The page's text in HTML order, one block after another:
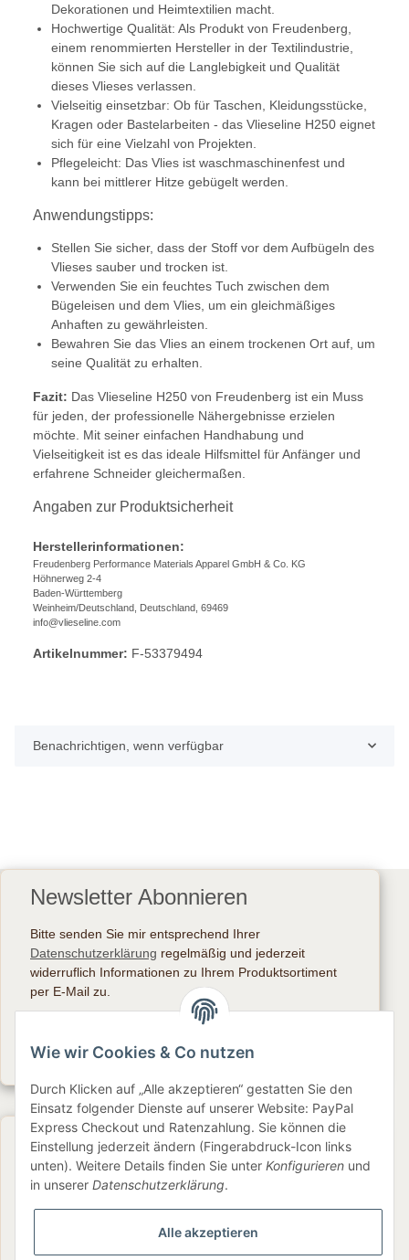
Dekorationen und Heimtextilien macht.
Hochwertige Qualität: Als Produkt von Freudenberg,
einem renommierten Hersteller in der Textilindustrie,
können Sie sich auf die Langlebigkeit und Qualität
dieses Vlieses verlassen.
Vielseitig einsetzbar: Ob für Taschen, Kleidungsstücke,
Kragen oder Bastelarbeiten - das Vlieseline H250 eignet
sich für eine Vielzahl von Projekten.
Pflegeleicht: Das Vlies ist waschmaschinenfest und
kann bei mittlerer Hitze gebügelt werden.
Anwendungstipps:
Stellen Sie sicher, dass der Stoff vor dem Aufbügeln des
Vlieses sauber und trocken ist.
Verwenden Sie ein feuchtes Tuch zwischen dem
Bügeleisen und dem Vlies, um ein gleichmäßiges
Anhaften zu gewährleisten.
Bewahren Sie das Vlies an einem trockenen Ort auf, um
seine Qualität zu erhalten.
Fazit: Das Vlieseline H250 von Freudenberg ist ein Muss
für jeden, der professionelle Nähergebnisse erzielen
möchte. Mit seiner einfachen Handhabung und
Vielseitigkeit ist es das ideale Hilfsmittel für Anfänger und
erfahrene Schneider gleichermaßen.
Angaben zur Produktsicherheit
Herstellerinformationen:
Freudenberg Performance Materials Apparel GmbH & Co. KG
Höhnerweg 2-4
Baden-Württemberg
Weinheim/Deutschland, Deutschland, 69469
info@vlieseline.com
Artikelnummer: F-53379494
Benachrichtigen, wenn verfügbar
Newsletter Abonnieren
Bitte senden Sie mir entsprechend Ihrer
Datenschutzerklärung regelmäßig und jederzeit
widerruflich Informationen zu Ihrem Produktsortiment
per E-Mail zu.
Newsletter Abonnieren
Gesetzliche Informationen
Informationen
Wie wir Cookies & Co nutzen
Durch Klicken auf „Alle akzeptieren“ gestatten Sie den
Einsatz folgender Dienste auf unserer Website: PayPal
Express Checkout und Ratenzahlung. Sie können die
Einstellung jederzeit ändern (Fingerabdruck-Icon links
unten). Weitere Details finden Sie unter Konfigurieren und
in unserer Datenschutzerklärung.
Alle akzeptieren